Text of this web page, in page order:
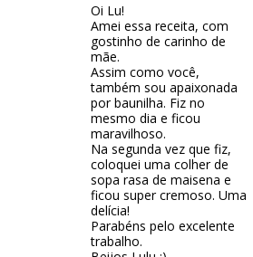
Oi Lu!
Amei essa receita, com
gostinho de carinho de
mãe.
Assim como você,
também sou apaixonada
por baunilha. Fiz no
mesmo dia e ficou
maravilhoso.
Na segunda vez que fiz,
coloquei uma colher de
sopa rasa de maisena e
ficou super cremoso. Uma
delícia!
Parabéns pelo excelente
trabalho.